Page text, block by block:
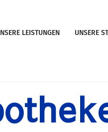
LEISTUNGEN UNSERE